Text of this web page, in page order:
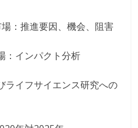
：推進要因、機会、阻害
：インパクト分析
ライフサイエンス研究への